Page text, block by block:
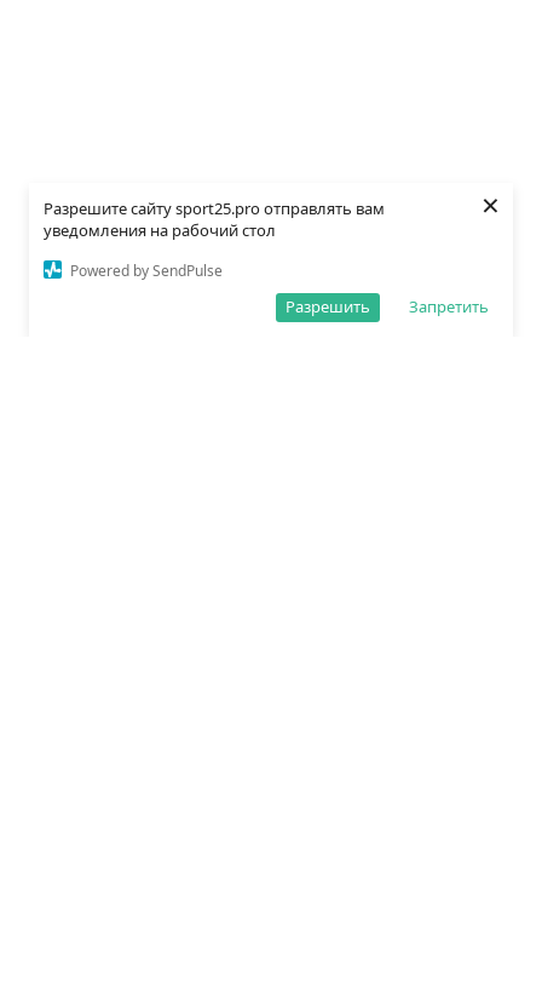
Разрешите сайту sport25.pro отправлять вам
уведомления на рабочий стол
Powered by SendPulse
Запретить
Разрешить
×